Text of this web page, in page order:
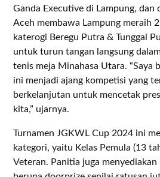
Ganda Executive di Lampung, dan
Aceh membawa Lampung meraih
katerogi Beregu Putra & Tunggal
untuk turun tangan langsung
tenis meja Minahasa Utara. “Saya
ini menjadi ajang kompetisi yang
berkelanjutan untuk mencetak
kita,” ujarnya.
Turnamen JGKWL Cup 2024 ini
kategori, yaitu Kelas Pemula (13
Veteran. Panitia juga